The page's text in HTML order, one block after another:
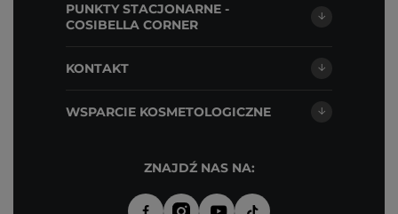
PUNKTY STACJONARNE -
COSIBELLA CORNER
KONTAKT
WSPARCIE KOSMETOLOGICZNE
ZNAJDŹ NAS NA: